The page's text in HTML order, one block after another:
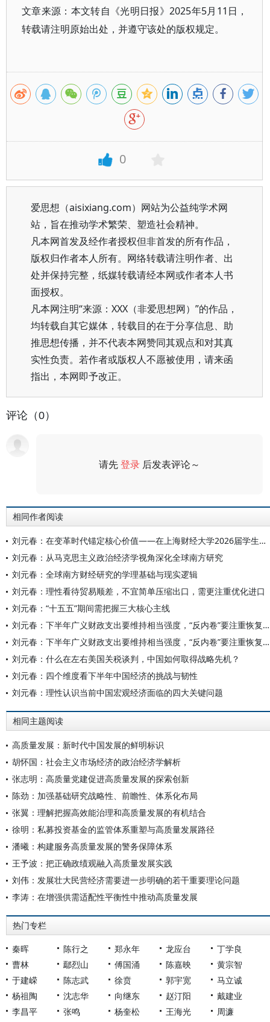
文章来源：本文转自《光明日报》2025年5月11日，
转载请注明原始出处，并遵守该处的版权规定。
0
爱思想（aisixiang.com）网站为公益纯学术网
站，旨在推动学术繁荣、塑造社会精神。
凡本网首发及经作者授权但非首发的所有作品，
版权归作者本人所有。网络转载请注明作者、出
处并保持完整，纸媒转载请经本网或作者本人书
面授权。
凡本网注明“来源：XXX（非爱思想网）”的作品，
均转载自其它媒体，转载目的在于分享信息、助
推思想传播，并不代表本网赞同其观点和对其真
实性负责。若作者或版权人不愿被使用，请来函
指出，本网即予改正。
评论（0）
请先登录 后发表评论～
相同作者阅读
刘元春：在变革时代锚定核心价值——在上海财经大学2026届学生毕业典礼上的讲话
刘元春：从马克思主义政治经济学视角深化全球南方研究
刘元春：全球南方财经研究的学理基础与现实逻辑
刘元春：理性看待贸易顺差，不宜简单压缩出口，需更注重优化进口
刘元春：“十五五”期间需把握三大核心主线
刘元春：下半年广义财政支出要维持相当强度，“反内卷”要注重恢复市场自身调节能力
刘元春：下半年广义财政支出要维持相当强度，“反内卷”要注重恢复市场自身调节能力
刘元春：什么在左右美国关税谈判，中国如何取得战略先机？
刘元春：四个维度看下半年中国经济的挑战与韧性
刘元春：理性认识当前中国宏观经济面临的四大关键问题
相同主题阅读
高质量发展：新时代中国发展的鲜明标识
胡怀国：社会主义市场经济的政治经济学解析
张志明：高质量党建促进高质量发展的探索创新
陈劲：加强基础研究战略性、前瞻性、体系化布局
张翼：理解把握高效能治理和高质量发展的有机结合
徐明：私募投资基金的监管体系重塑与高质量发展路径
潘曦：构建服务高质量发展的警务保障体系
王予波：把正确政绩观融入高质量发展实践
刘伟：发展壮大民营经济需要进一步明确的若干重要理论问题
李涛：在增强供需适配性平衡性中推动高质量发展
热门专栏
秦晖 陈行之 郑永年 龙应台
丁学良
曹林
鄢烈山 傅国涌 陈嘉映
黄宗智
于建嵘
陈志武 徐贲 郭宇宽
马立诚
杨祖陶
沈志华 向继东 赵汀阳
戴建业
李昌平
张鸣 杨奎松 王海光
周濂